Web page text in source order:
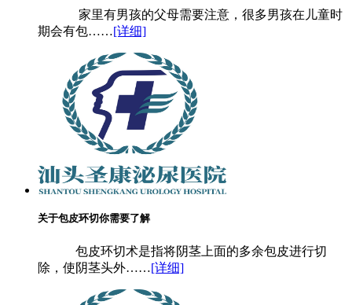
家里有男孩的父母需要注意，很多男孩在儿童时
期会有包……[详细]
关于包皮环切你需要了解
包皮环切术是指将阴茎上面的多余包皮进行切
除，使阴茎头外……[详细]